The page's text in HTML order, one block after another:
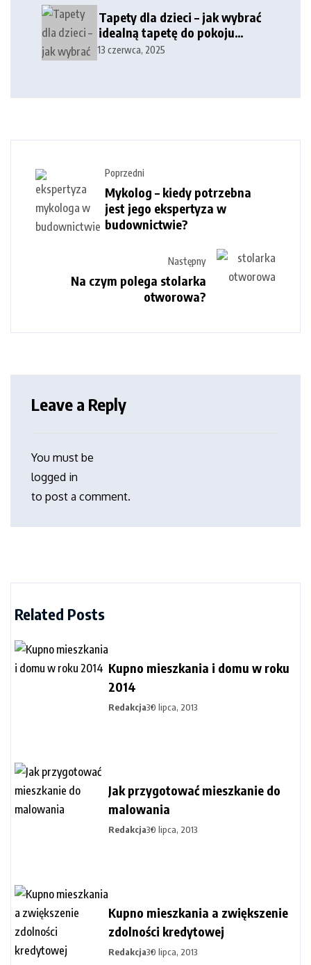
Tapety dla dzieci – jak wybrać
idealną tapetę do pokoju
dziecka?
13 czerwca, 2025
Poprzedni
Mykolog – kiedy potrzebna
jest jego ekspertyza w
budownictwie?
Następny
Na czym polega stolarka
otworowa?
Leave a Reply
You must be
logged in
to post a comment.
Related Posts
Kupno mieszkania i domu w roku
2014
Redakcja30 lipca, 2013
Jak przygotować mieszkanie do
malowania
Redakcja30 lipca, 2013
Kupno mieszkania a zwiększenie
zdolności kredytowej
Redakcja30 lipca, 2013